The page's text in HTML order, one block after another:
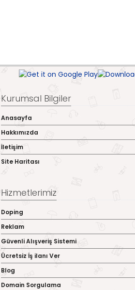
Kurumsal Bilgiler
Anasayfa
Hakkımızda
İletişim
Site Haritası
Hizmetlerimiz
Doping
Reklam
Güvenli Alışveriş Sistemi
Ücretsiz İş ilanı Ver
Blog
Domain Sorgulama